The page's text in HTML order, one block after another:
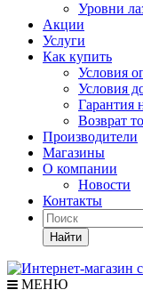
Уровни
Акции
Услуги
Как купить
Условия
Условия
Гарантия
Возврат
Производители
Магазины
О компании
Новости
Контакты
Найти
МЕНЮ